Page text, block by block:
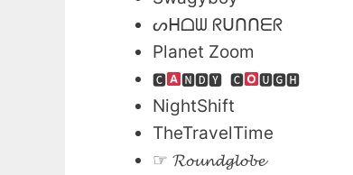
ᔕᕼᗝᗯ ᖇᑌᑎᑎᗴᖇ
Planet Zoom
🅲 🅽🅳🆈 🅲 🆄🅶🅷
NightShift
TheTravelTime
☞ 𝓡𝓸𝓾𝓷𝓭𝓰𝓵𝓸𝓫𝓮